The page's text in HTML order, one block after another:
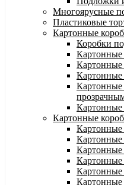
Многоярусные
Пластиковые
Картонные
Коробки
Картонные
Картонные
Картонные
Картонные
Картонные
Картонные
Картонные
Картонные
Картонные
Картонные
Картонные
Картонные